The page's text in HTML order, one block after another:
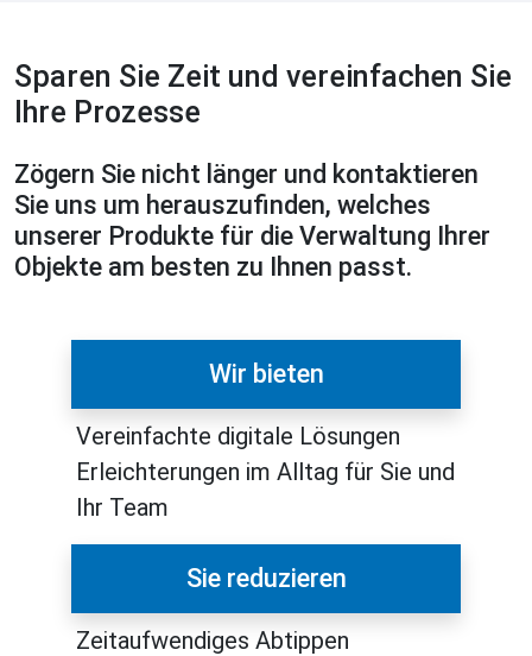
Sparen Sie Zeit und vereinfachen Sie
Ihre Prozesse
Zögern Sie nicht länger und kontaktieren
Sie uns um herauszufinden, welches
unserer Produkte für die Verwaltung Ihrer
Objekte am besten zu Ihnen passt.
Wir bieten
Vereinfachte digitale Lösungen
Erleichterungen im Alltag für Sie und
Ihr Team
Sie reduzieren
Zeitaufwendiges Abtippen